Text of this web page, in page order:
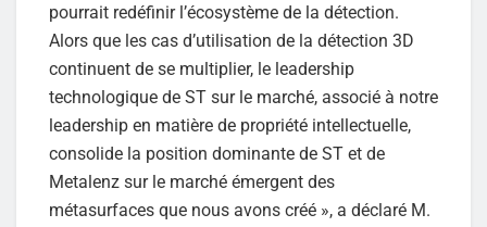
pourrait redéfinir l’écosystème de la détection.
Alors que les cas d’utilisation de la détection 3D
continuent de se multiplier, le leadership
technologique de ST sur le marché, associé à notre
leadership en matière de propriété intellectuelle,
consolide la position dominante de ST et de
Metalenz sur le marché émergent des
métasurfaces que nous avons créé », a déclaré M.